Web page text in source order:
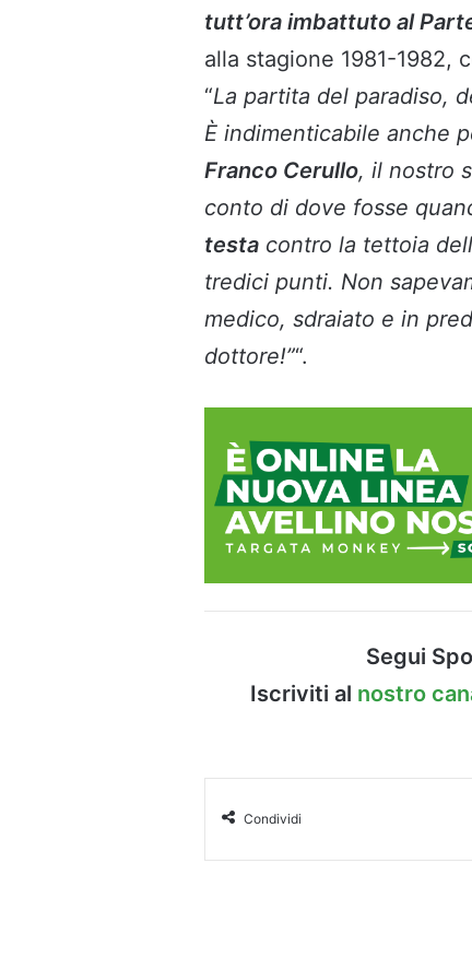
tutt’ora imbattuto al
alla stagione 1981-1982,
“La partita del paradiso,
È indimenticabile anche
Franco Cerullo, il nostro
conto di dove fosse
testa contro la tettoia
tredici punti. Non
medico, sdraiato e in
dottore!”“.
Segui
Iscriviti al nostro
Condividi